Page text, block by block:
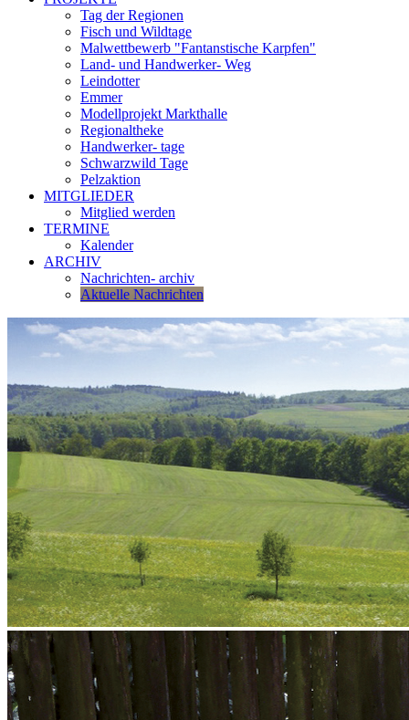
Tag der Regionen
Fisch und Wildtage
Malwettbewerb "Fantanstische Karpfen"
Land- und Handwerker- Weg
Leindotter
Emmer
Modellprojekt Markthalle
Regionaltheke
Handwerker- tage
Schwarzwild Tage
Pelzaktion
MITGLIEDER
Mitglied werden
TERMINE
Kalender
ARCHIV
Nachrichten- archiv
Aktuelle Nachrichten